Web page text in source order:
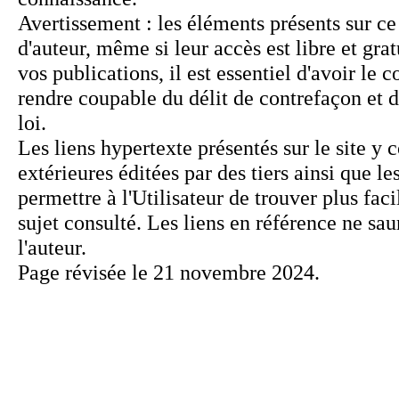
Page révisée le 21 novembre 2024.